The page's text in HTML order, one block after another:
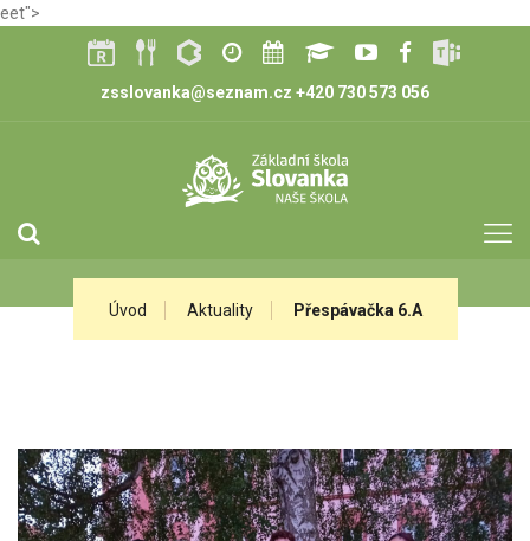
eet">
zsslovanka@seznam.cz +420 730 573 056
Úvod Aktuality Přespávačka 6.A